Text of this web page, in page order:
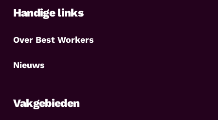
Handige links
Over Best Workers
Nieuws
Vakgebieden